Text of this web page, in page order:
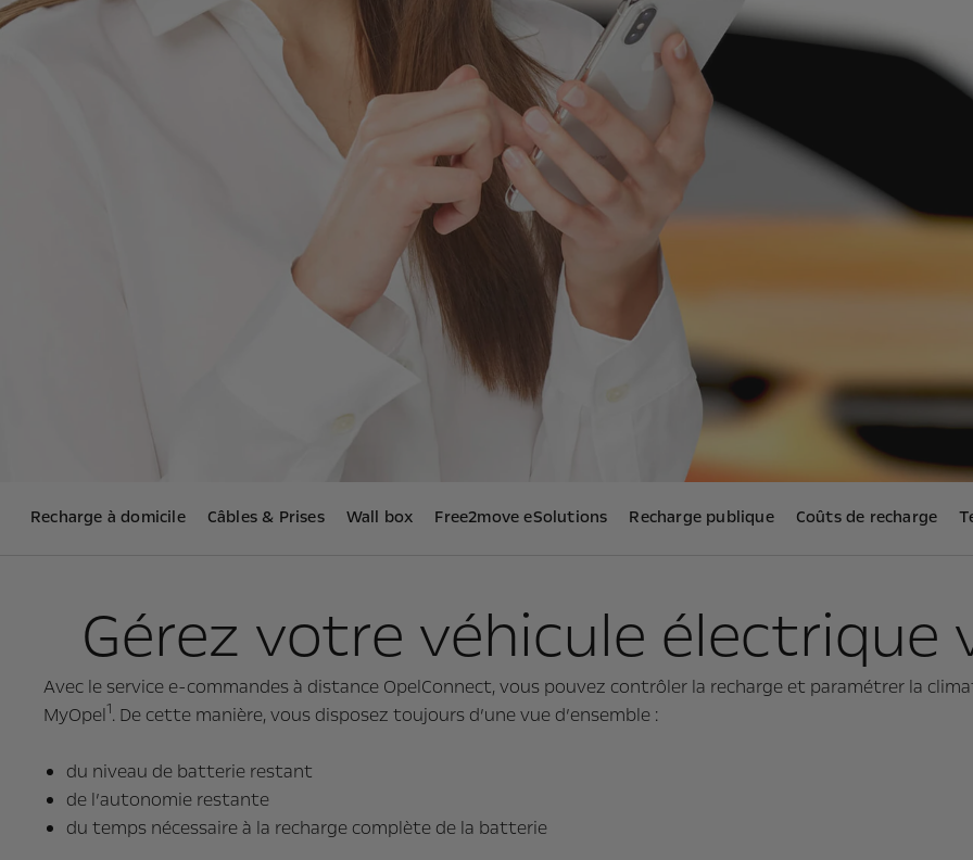
Recharge à domicile Câbles & Prises Wall box Free2move eSolutions Recharge publique Coûts de recharge
Gérez votre véhicule électrique
Avec le service e-commandes à distance OpelConnect, vous pouvez contrôler la recharge et paramétrer la
MyOpel1. De cette manière, vous disposez toujours d’une vue d’ensemble :
du niveau de batterie restant
de l’autonomie restante
du temps nécessaire à la recharge complète de la batterie